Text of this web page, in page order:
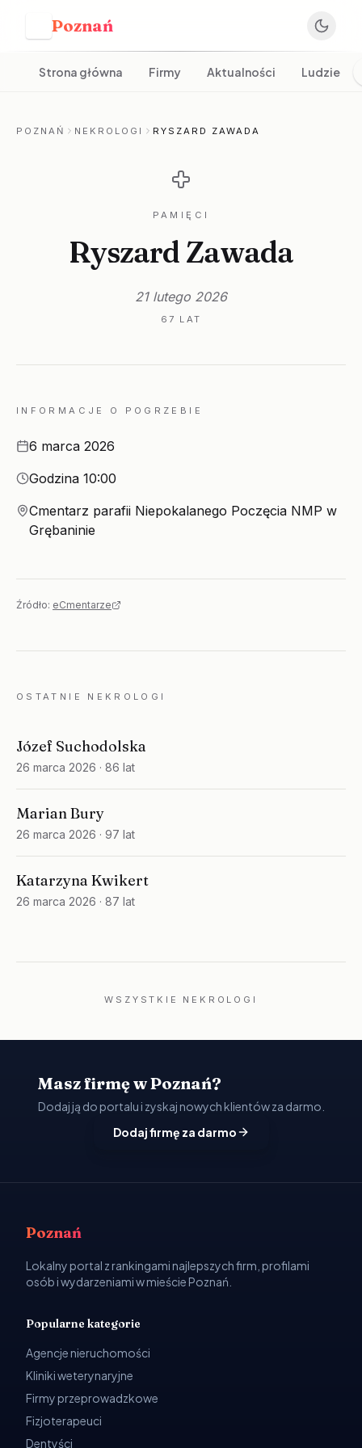
Poznań
Strona główna Firmy Aktualności Ludzie
POZNAŃ NEKROLOGI RYSZARD ZAWADA
PAMIĘCI
Ryszard Zawada
21 lutego 2026
67 LAT
INFORMACJE O POGRZEBIE
Data
6 marca 2026
Godzina
Godzina 10:00
Miejsce
Cmentarz parafii Niepokalanego Poczęcia NMP w
Grębaninie
Źródło: eCmentarze
OSTATNIE NEKROLOGI
Józef Suchodolska
26 marca 2026 · 86 lat
Marian Bury
26 marca 2026 · 97 lat
Katarzyna Kwikert
26 marca 2026 · 87 lat
WSZYSTKIE NEKROLOGI
Masz firmę w Poznań?
Dodaj ją do portalu i zyskaj nowych klientów za darmo.
Dodaj firmę za darmo
Poznań
Lokalny portal z rankingami najlepszych firm, profilami
osób i wydarzeniami w mieście Poznań.
Popularne kategorie
Agencje nieruchomości
Kliniki weterynaryjne
Firmy przeprowadzkowe
Fizjoterapeuci
Dentyści